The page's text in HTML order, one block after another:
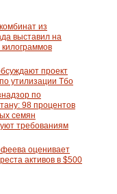
из
выставил на
проект
утилизации Тбо
по
98 процентов
семян
требованиям
оценивает
активов в $500